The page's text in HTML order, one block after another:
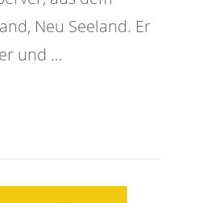
Neu Seeland. Er
und …